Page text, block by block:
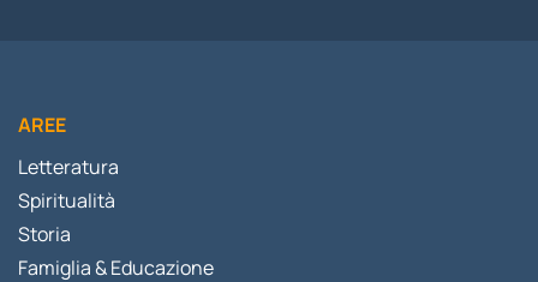
AREE
Letteratura
Spiritualità
Storia
Famiglia & Educazione